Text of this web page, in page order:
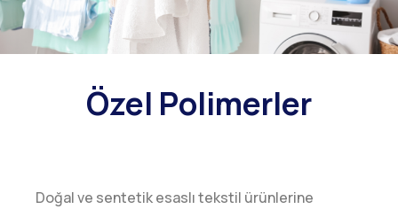
Özel Polimerler
Doğal ve sentetik esaslı tekstil ürünlerine